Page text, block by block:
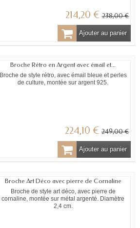
214,20 € 238,00 €
Ajouter au panier
Broche Rétro en Argent avec émail et...
Broche de style rétro, avec émail bleue et perles
de culture, montée sur argent 925.
224,10 € 249,00 €
Ajouter au panier
Broche Art Déco avec pierre de Cornaline
Broche de style art déco, avec pierre de
cornaline, montée sur métal argenté. Diamètre
2,4 cm.